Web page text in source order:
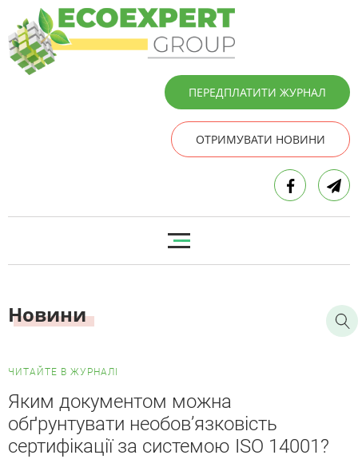
ПЕРЕДПЛАТИТИ ЖУРНАЛ
ОТРИМУВАТИ НОВИНИ
Новини
ЧИТАЙТЕ В ЖУРНАЛІ
Яким документом можна
обґрунтувати необов’язковість
сертифікації за системою ISO 14001?